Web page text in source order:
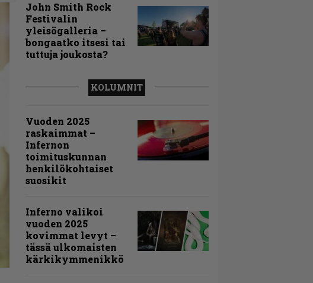
John Smith Rock
Festivalin
yleisögalleria –
bongaatko itsesi tai
tuttuja joukosta?
KOLUMNIT
Vuoden 2025
raskaimmat –
Infernon
toimituskunnan
henkilökohtaiset
suosikit
Inferno valikoi
vuoden 2025
kovimmat levyt –
tässä ulkomaisten
kärkikymmenikkö